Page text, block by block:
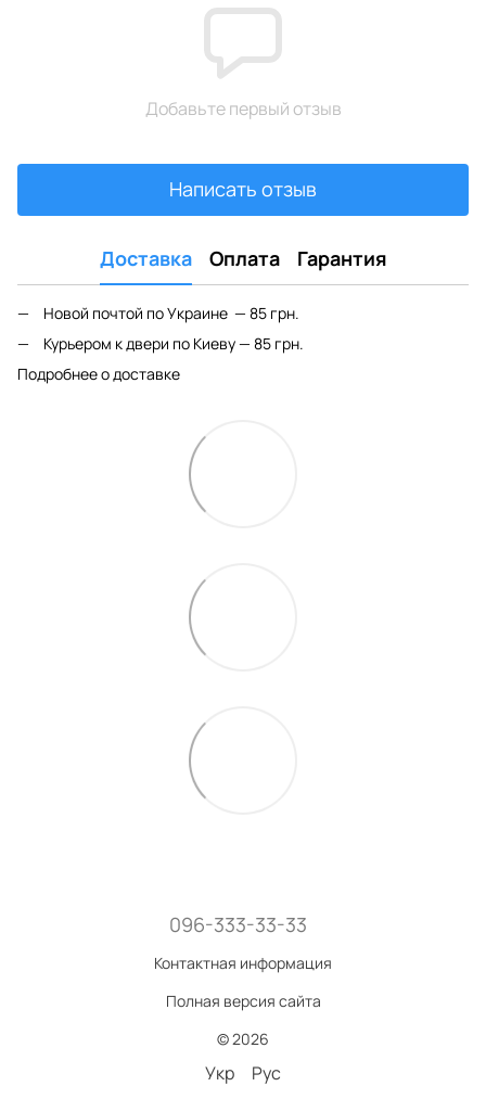
Добавьте первый отзыв
Написать отзыв
Доставка Оплата Гарантия
Новой почтой по Украине — 85 грн.
Курьером к двери по Киеву — 85 грн.
Подробнее о доставке
096-333-33-33
Контактная информация
Полная версия сайта
© 2026
Укр Рус